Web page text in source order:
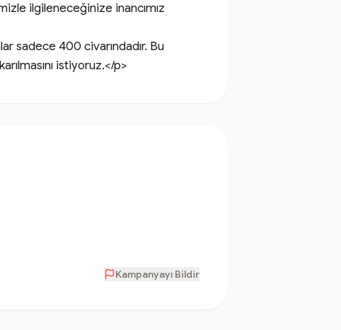
ilgileneceğinize inancımız
sadece 400 civarındadır. Bu
istiyoruz.</p>
Kampanyayı Bildir